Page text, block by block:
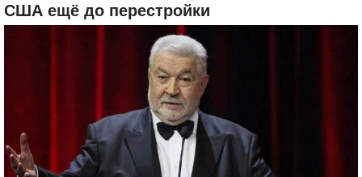
США ещё до перестройки